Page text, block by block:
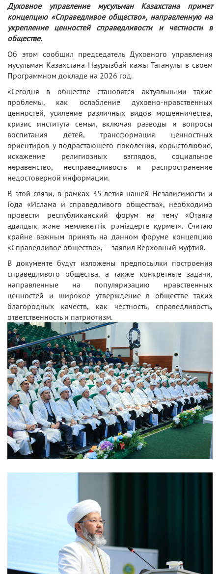
Духовное управление мусульман Казахстана примет
концепцию «Справедливое общество», направленную на
укрепление ценностей справедливости и честности в
обществе.
Об этом сообщил председатель Духовного управления
мусульман Казахстана Наурызбай кажы Таганулы в своем
Программном докладе на 2026 год.
«Сегодня в обществе становятся актуальными такие
проблемы, как ослабление духовно-нравственных
ценностей, усиление различных видов мошенничества,
кризис института семьи, включая разводы и вопросы
воспитания детей, трансформация ценностных
ориентиров у подрастающего поколения, корыстолюбие,
искажение религиозных взглядов, социальное
неравенство, несправедливость и распространение
недостоверной информации.
В этой связи, в рамках 35-летия нашей Независимости и
Года «Ислама и справедливого общества», необходимо
провести республиканский форум на тему «Отанға
адалдық және мемлекеттік рәміздерге құрмет». Считаю
крайне важным принять на данном форуме концепцию
«Справедливое общество», — заявил Верховный муфтий.
В документе будут изложены предпосылки построения
справедливого общества, а также конкретные задачи,
направленные на популяризацию нравственных
ценностей и широкое утверждение в обществе таких
благородных качеств, как честность, справедливость,
ответственность и патриотизм.